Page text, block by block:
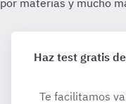
Haz test gratis
Te facilitamos